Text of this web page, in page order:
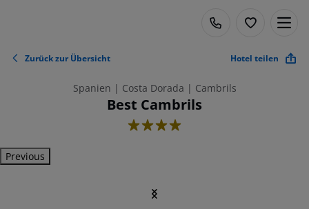
Zurück zur Übersicht Hotel teilen
Spanien | Costa Dorada | Cambrils
Best Cambrils
4
Previous